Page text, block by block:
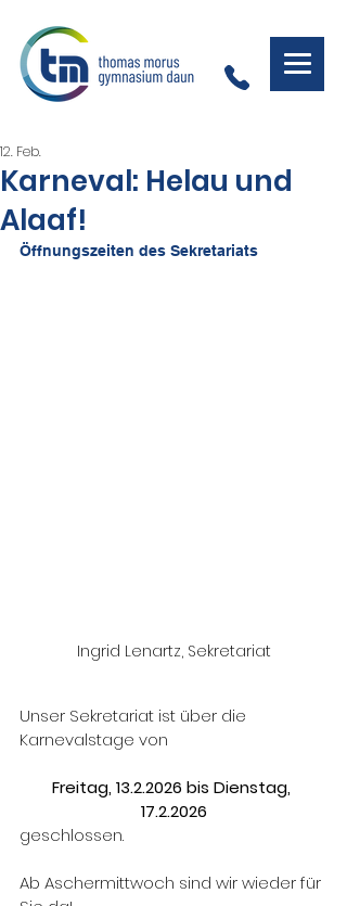
Karneval: Helau und
Alaaf!
12. Feb.
Öffnungszeiten des Sekretariats
Ingrid Lenartz, Sekretariat
Unser Sekretariat ist über die
Karnevalstage von
Freitag, 13.2.2026 bis Dienstag,
17.2.2026
geschlossen.
Ab Aschermittwoch sind wir wieder für